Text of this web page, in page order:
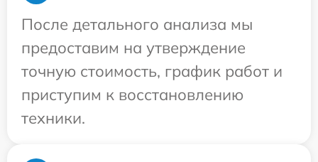
После детального анализа мы
предоставим на утверждение
точную стоимость, график работ и
приступим к восстановлению
техники.